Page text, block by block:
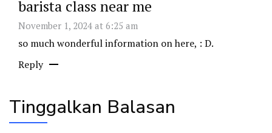
barista class near me
November 1, 2024 at 6:25 am
so much wonderful information on here, : D.
Reply
Tinggalkan Balasan